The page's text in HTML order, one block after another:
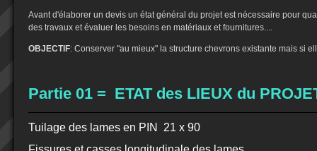
Avant d'élaborer un devis un état général du projet est nécessaire pour
des travaux et évaluer les besoins en matériaux et fournitures....
OBJECTIF: Conserver "au mieux" la structure chevrons existante mais si
Partie 01 = ETAT des LIEUX du
Tuilage des lames en PIN 21 x 90